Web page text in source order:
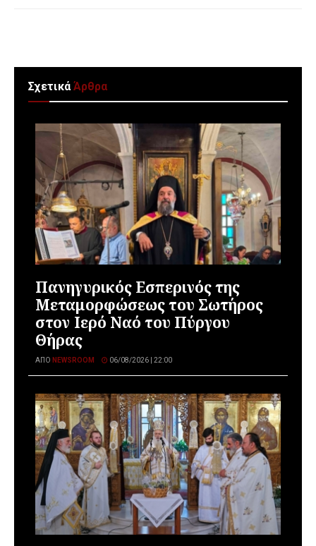
ΣχετικάΆρθρα
Πανηγυρικός Εσπερινός της
Μεταμορφώσεως του Σωτήρος
στον Ιερό Ναό του Πύργου
Θήρας
ΑΠΌ NEWSROOM 06/08/2026 | 22:00